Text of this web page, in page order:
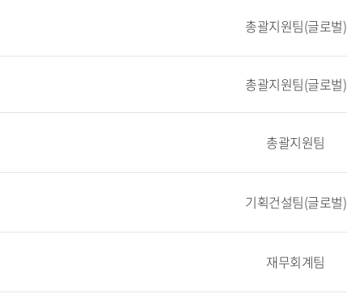
총괄지원팀(글로벌)
총괄지원팀(글로벌)
총괄지원팀
기획건설팀(글로벌)
재무회계팀